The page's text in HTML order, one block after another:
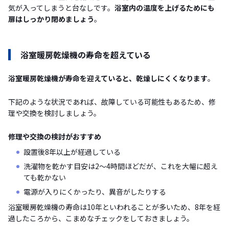
気が入ってしまうと台なしです。 浴室内の温度を上げるためにも
扉はしっかり閉めましょう。
浴室暖房乾燥機の寿命を超えている
浴室暖房乾燥機が寿命を迎えていると、乾燥しにくくなります。
下記のような状況であれば、故障している可能性もあるため、修
理や交換を検討しましょう。
修理や交換の検討がおすすめ
設置後8年以上が経過している
洗濯物を乾かす目安は2～4時間ほどだが、これを大幅に超え
ても乾かない
電源が入りにくかったり、異音がしたりする
浴室暖房乾燥機の寿命は10年といわれることが多いため、8年を経
過したころから、こまめなチェックをしておきましょう。